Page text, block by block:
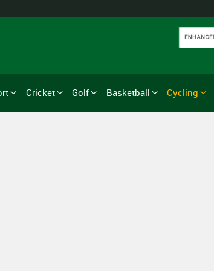
Cricket Golf Basketball Cycling